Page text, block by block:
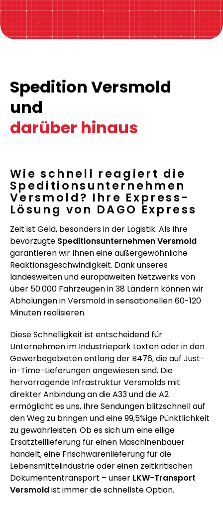
Spedition Versmold
und
darüber hinaus
Wie schnell reagiert die
Speditionsunternehmen
Versmold? Ihre Express-
Lösung von DAGO Express
Zeit ist Geld, besonders in der Logistik. Als Ihre
bevorzugte Speditionsunternehmen Versmold
garantieren wir Ihnen eine außergewöhnliche
Reaktionsgeschwindigkeit. Dank unseres
landesweiten und europaweiten Netzwerks von
über 50.000 Fahrzeugen in 38 Ländern können wir
Abholungen in Versmold in sensationellen 60-120
Minuten realisieren.
Diese Schnelligkeit ist entscheidend für
Unternehmen im Industriepark Loxten oder in den
Gewerbegebieten entlang der B476, die auf Just-
in-Time-Lieferungen angewiesen sind. Die
hervorragende Infrastruktur Versmolds mit
direkter Anbindung an die A33 und die A2
ermöglicht es uns, Ihre Sendungen blitzschnell auf
den Weg zu bringen und eine 99,5%ige Pünktlichkeit
zu gewährleisten. Ob es sich um eine eilige
Ersatzteillieferung für einen Maschinenbauer
handelt, eine Frischwarenlieferung für die
Lebensmittelindustrie oder einen zeitkritischen
Dokumententransport – unser LKW-Transport
Versmoldist immer die schnellste Option.